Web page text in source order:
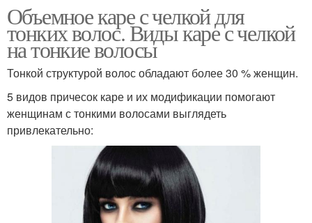
Объемное каре с челкой для
тонких волос. Виды каре с челкой
на тонкие волосы
Тонкой структурой волос обладают более 30 % женщин.
5 видов причесок каре и их модификации помогают
женщинам с тонкими волосами выглядеть
привлекательно: